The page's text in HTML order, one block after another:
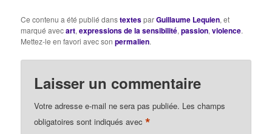
qu’elle renferme, d’après
l’essence particulière ou
les propriétés qu’elle leur
une…
Ce contenu a été publié danstextesparGuillaume Lequien, et
marqué avecart,expressions de la sensibilité,passion,violence.
Mettez-le en favori avec sonpermalien.
Laisser un commentaire
Votre adresse e-mail ne sera pas publiée. Les champs
obligatoires sont indiqués avec*